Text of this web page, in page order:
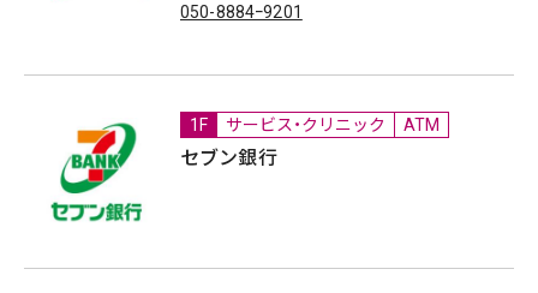
050-8884ｰ9201
1F サービス・クリニック ATM
セブン銀行